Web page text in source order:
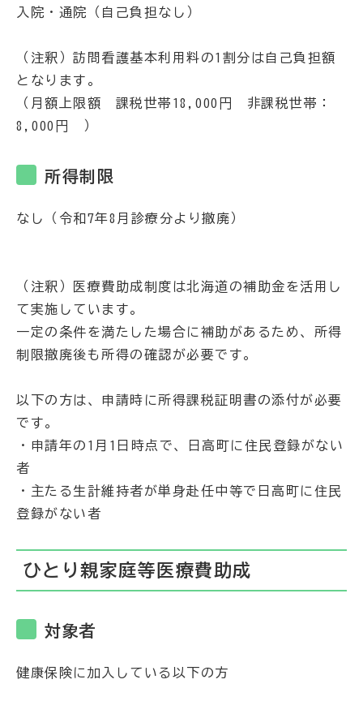
入院・通院（自己負担なし）
（注釈）訪問看護基本利用料の1割分は自己負担額
となります。
（月額上限額 課税世帯18,000円 非課税世帯：
8,000円 ）
所得制限
なし（令和7年8月診療分より撤廃）
（注釈）医療費助成制度は北海道の補助金を活用し
て実施しています。
一定の条件を満たした場合に補助があるため、所得
制限撤廃後も所得の確認が必要です。
以下の方は、申請時に所得課税証明書の添付が必要
です。
・申請年の1月1日時点で、日高町に住民登録がない
者
・主たる生計維持者が単身赴任中等で日高町に住民
登録がない者
ひとり親家庭等医療費助成
対象者
健康保険に加入している以下の方